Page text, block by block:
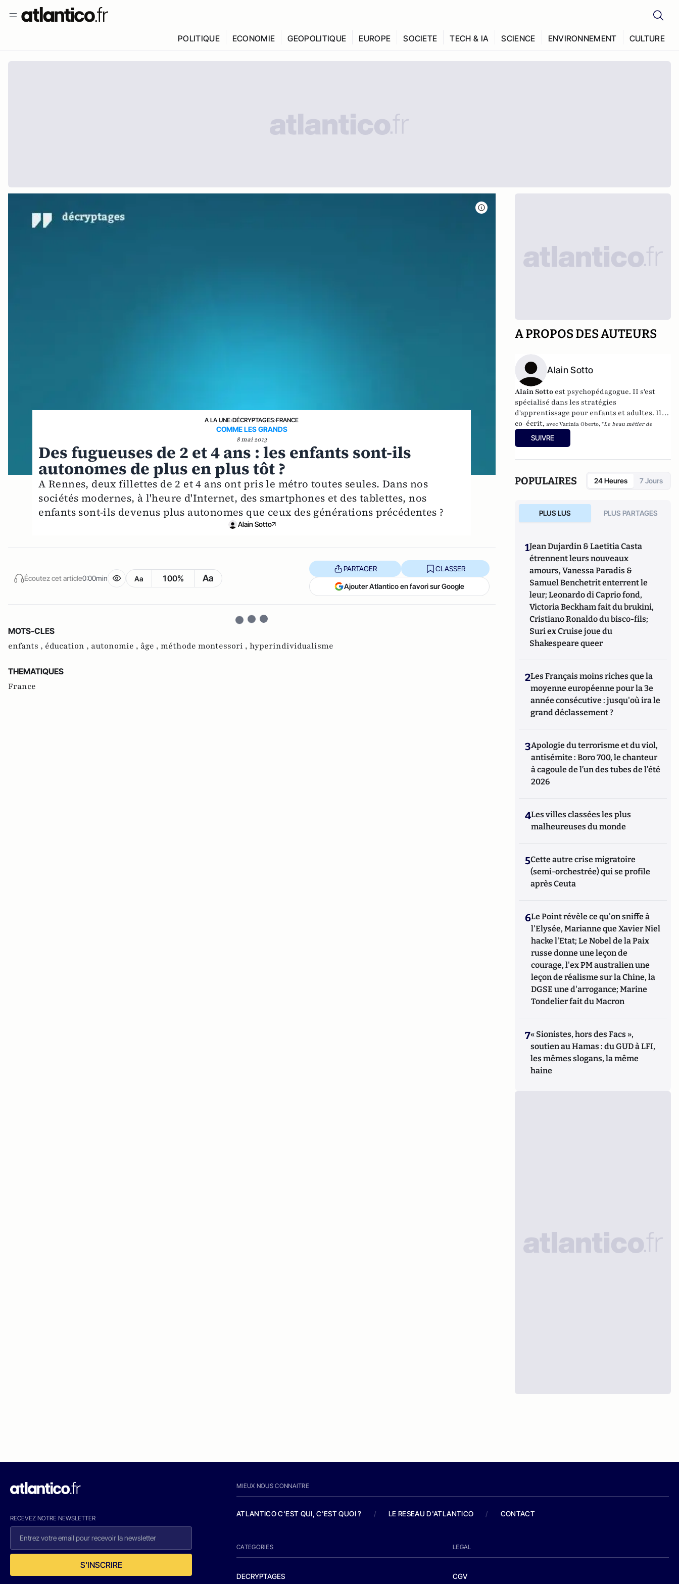
POLITIQUE ECONOMIE GEOPOLITIQUE EUROPE SOCIETE TECH & IA SCIENCE ENVIRONNEMENT CULTURE
A LA UNE›DÉCRYPTAGES›FRANCE
COMME LES GRANDS
8 mai 2013
Des fugueuses de 2 et 4 ans : les enfants sont-ils
autonomes de plus en plus tôt ?
A Rennes, deux fillettes de 2 et 4 ans ont pris le métro toutes seules. Dans nos
sociétés modernes, à l'heure d'Internet, des smartphones et des tablettes, nos
enfants sont-ils devenus plus autonomes que ceux des générations précédentes ?
Alain Sotto
Écoutez cet article0:00min Aa 100% Aa
PARTAGER CLASSER
Ajouter Atlantico en favori sur Google
MOTS-CLES
enfants , éducation , autonomie , âge , méthode montessori , hyperindividualisme
THEMATIQUES
France
A PROPOS DES AUTEURS
Alain Sotto
Alain Sotto est psychopédagogue. II s'est
spécialisé dans les stratégies
d'apprentissage pour enfants et adultes. Il a
co-écrit,avec Varinia Oberto, "Le beau métier de
parent" aux éditions Hugo Doc.
SUIVRE
POPULAIRES 24 Heures 7 Jours
PLUS LUS PLUS PARTAGES
1Jean Dujardin & Laetitia Casta
étrennent leurs nouveaux
amours, Vanessa Paradis &
Samuel Benchetrit enterrent le
leur; Leonardo di Caprio fond,
Victoria Beckham fait du brukini,
Cristiano Ronaldo du bisco-fils;
Suri ex Cruise joue du
Shakespeare queer
2Les Français moins riches que la
moyenne européenne pour la 3e
année consécutive : jusqu'où ira le
grand déclassement ?
3Apologie du terrorisme et du viol,
antisémite : Boro 700, le chanteur
à cagoule de l’un des tubes de l’été
2026
4Les villes classées les plus
malheureuses du monde
5Cette autre crise migratoire
(semi-orchestrée) qui se profile
après Ceuta
6Le Point révèle ce qu'on sniffe à
l'Elysée, Marianne que Xavier Niel
hacke l'Etat; Le Nobel de la Paix
russe donne une leçon de
courage, l'ex PM australien une
leçon de réalisme sur la Chine, la
DGSE une d'arrogance; Marine
Tondelier fait du Macron
7« Sionistes, hors des Facs »,
soutien au Hamas : du GUD à LFI,
les mêmes slogans, la même
haine
RECEVEZ NOTRE NEWSLETTER
S'INSCRIRE
MIEUX NOUS CONNAITRE
ATLANTICO C'EST QUI, C'EST QUOI ? / LE RESEAU D'ATLANTICO / CONTACT
CATEGORIES
DECRYPTAGES
LEGAL
CGV